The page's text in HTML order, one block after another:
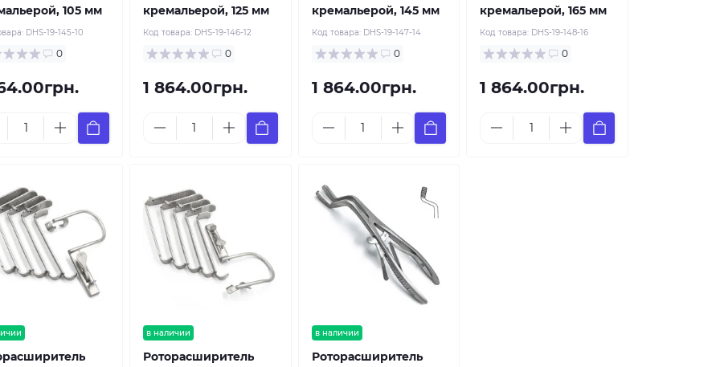
105 мм
DHS-19-145-10
0
кремальерой, 125 мм
Код товара: DHS-19-146-12
0
1 864.00грн.
кремальерой, 145 мм
Код товара: DHS-19-147-14
0
1 864.00грн.
кремальерой, 165 мм
Код товара: DHS-19-148-16
0
1 864.00грн.
в наличии
Роторасширитель
в наличии
Роторасширитель